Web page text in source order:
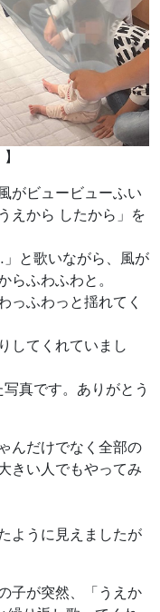
がビュービューふい
えから したから」を
と歌いながら、風が
らふわふわと。
っふわっと揺れてく
してくれていまし
真です。ありがとう
んだけでなく全部の
きい人でもやってみ
ように見えましたが
子が突然、「うえか